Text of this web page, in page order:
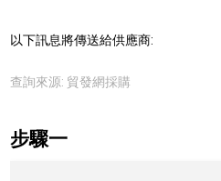
以下訊息將傳送給供應商:
查詢來源: 貿發網採購
步驟一